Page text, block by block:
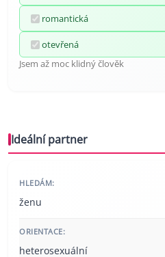
romantická
otevřená
Jsem až moc klidný člověk
Ideální partner
HLEDÁM:
ženu
ORIENTACE:
heterosexuální